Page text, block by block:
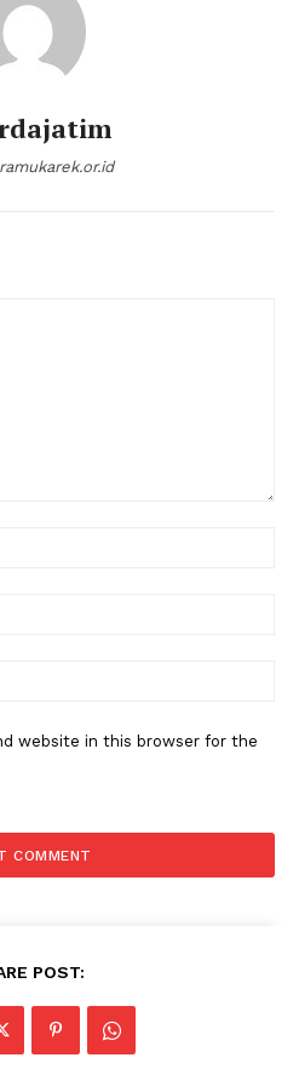
website in this browser for the
POST: